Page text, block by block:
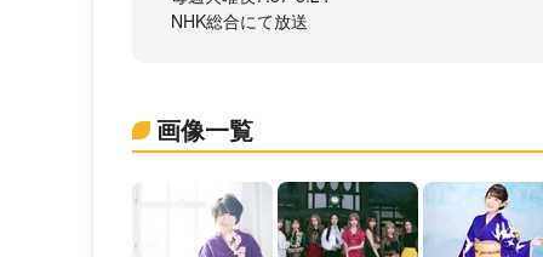
NHK総合にて放送
画像一覧